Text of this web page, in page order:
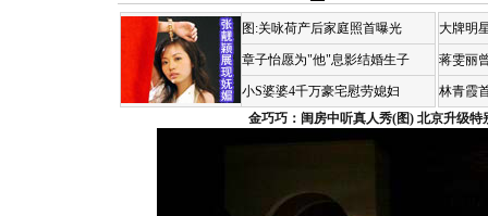
图:关咏荷产后家庭照首曝光
章子怡愿为"他"息影结婚生子
小S婆婆4千万豪宅慰劳媳妇
大牌明
蒋雯丽
林青霞
金巧巧：闺房中听真人秀(图) 北京升级特